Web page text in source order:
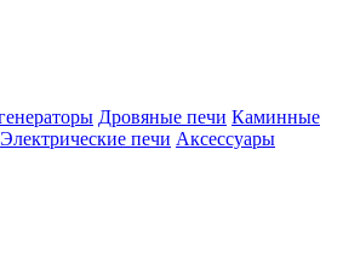
Дровяные печи Каминные
Электрические печи Аксессуары